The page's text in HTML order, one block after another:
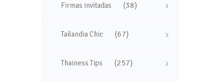
Firmas invitadas (38)
Tailandia Chic (67)
Thainess Tips (257)